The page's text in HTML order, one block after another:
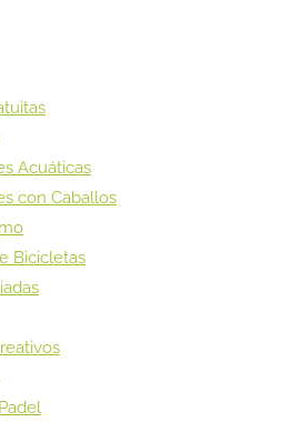
Acuáticas
con Caballos
Bicicletas